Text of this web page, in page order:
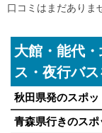
口コミはまだありま
大館・能代
ス・夜行バ
秋田県発のスポッ
青森県行きのスポ